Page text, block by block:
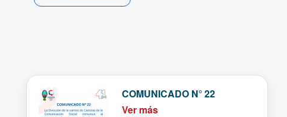
COMUNICADO N° 22
Ver más